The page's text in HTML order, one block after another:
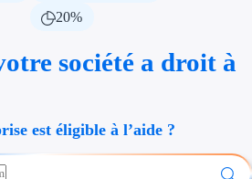
Création
Cession
20%
société a droit à
est éligible à l’aide ?